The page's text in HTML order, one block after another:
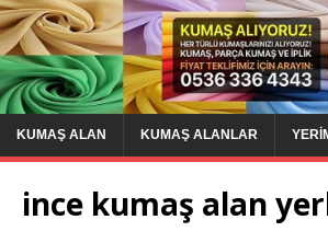
KUMAŞ ALAN KUMAŞ ALANLAR
ince kumaş alan